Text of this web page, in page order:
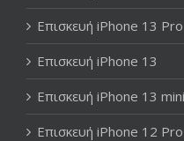
Επισκευή iPhone 13 Pro
Επισκευή iPhone 13
Επισκευή iPhone 13 mini
Επισκευή iPhone 12